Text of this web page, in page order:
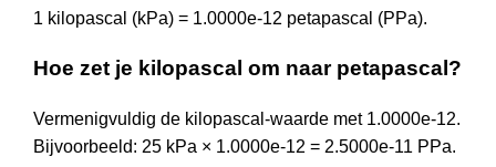
1 kilopascal (kPa) = 1.0000e-12 petapascal (PPa).
Hoe zet je kilopascal om naar petapascal?
Vermenigvuldig de kilopascal-waarde met 1.0000e-12.
Bijvoorbeeld: 25 kPa × 1.0000e-12 = 2.5000e-11 PPa.